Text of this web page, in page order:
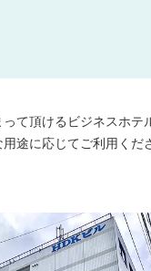
て頂けるビジネスホテ
途に応じてご利用くだ